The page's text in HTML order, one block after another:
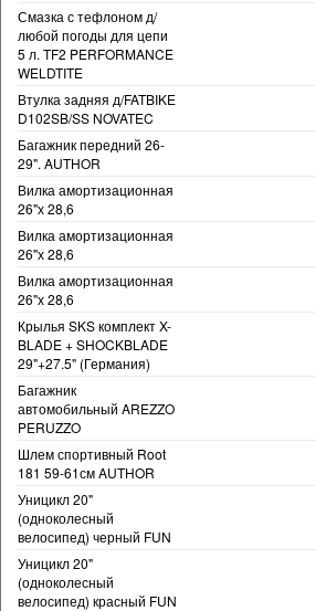
Смазка с тефлоном д/
любой погоды для цепи
5 л. TF2 PERFORMANCE
WELDTITE
Втулка задняя д/FATBIKE
D102SB/SS NOVATEC
Багажник передний 26-
29". AUTHOR
Вилка амортизационная
26"х 28,6
Вилка амортизационная
26"х 28,6
Вилка амортизационная
26"х 28,6
Крылья SKS комплект X-
BLADE + SHOCKBLADE
29"+27.5" (Германия)
Багажник
автомобильный AREZZO
PERUZZO
Шлем спортивный Root
181 59-61см AUTHOR
Уницикл 20"
(одноколесный
велосипед) черный FUN
Уницикл 20"
(одноколесный
велосипед) красный FUN